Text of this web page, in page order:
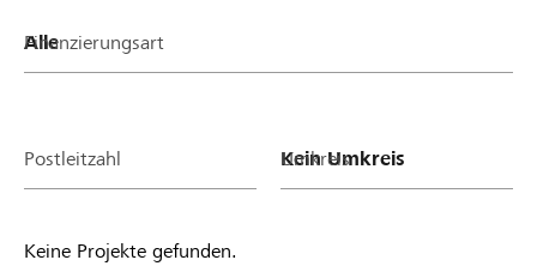
Finanzierungsart
Postleitzahl Umkreis
Keine Projekte gefunden.